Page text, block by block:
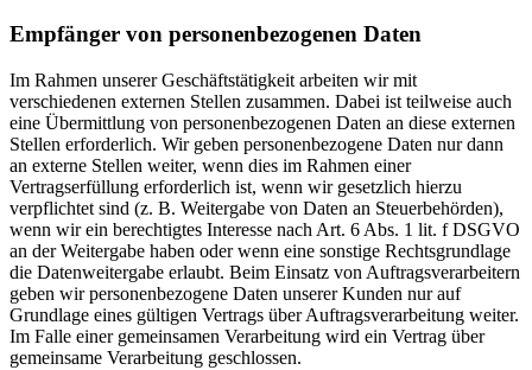
Empfänger von personenbezogenen Daten
Im Rahmen unserer Geschäftstätigkeit arbeiten wir mit
verschiedenen externen Stellen zusammen. Dabei ist teilweise auch
eine Übermittlung von personenbezogenen Daten an diese externen
Stellen erforderlich. Wir geben personenbezogene Daten nur dann
an externe Stellen weiter, wenn dies im Rahmen einer
Vertragserfüllung erforderlich ist, wenn wir gesetzlich hierzu
verpflichtet sind (z. B. Weitergabe von Daten an Steuerbehörden),
wenn wir ein berechtigtes Interesse nach Art. 6 Abs. 1 lit. f DSGVO
an der Weitergabe haben oder wenn eine sonstige Rechtsgrundlage
die Datenweitergabe erlaubt. Beim Einsatz von Auftragsverarbeitern
geben wir personenbezogene Daten unserer Kunden nur auf
Grundlage eines gültigen Vertrags über Auftragsverarbeitung weiter.
Im Falle einer gemeinsamen Verarbeitung wird ein Vertrag über
gemeinsame Verarbeitung geschlossen.